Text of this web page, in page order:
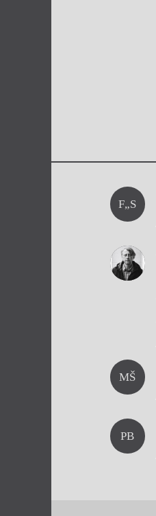
F„S
MŠ
PB